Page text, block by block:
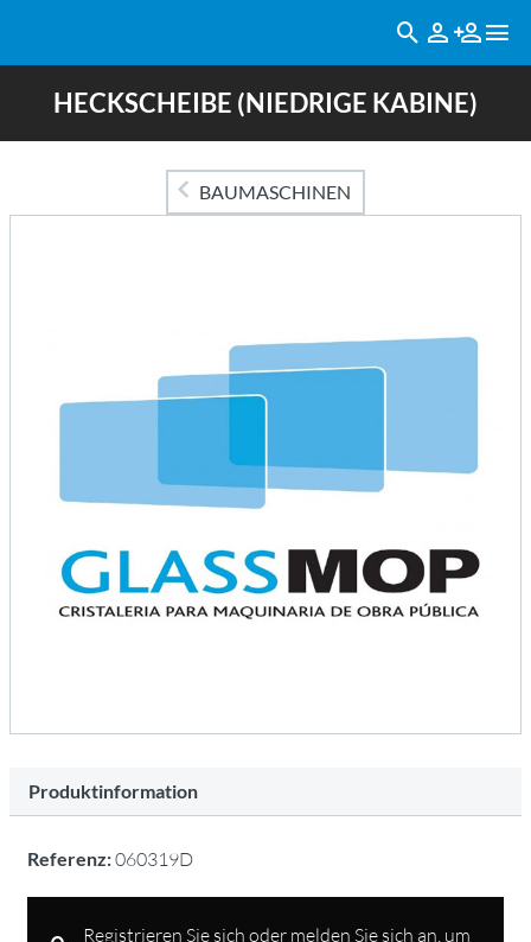
HECKSCHEIBE (NIEDRIGE KABINE)
BAUMASCHINEN
Produktinformation
Referenz:060319D
Registrieren Sie sich oder melden Sie sich an, um